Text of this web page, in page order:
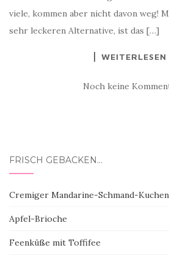
viele, kommen aber nicht davon weg!
sehr leckeren Alternative, ist das […]
WEITERLESEN
Noch keine
FRISCH GEBACKEN…
Cremiger Mandarine-Schmand-Kuchen
Apfel-Brioche
Feenküße mit Toffifee